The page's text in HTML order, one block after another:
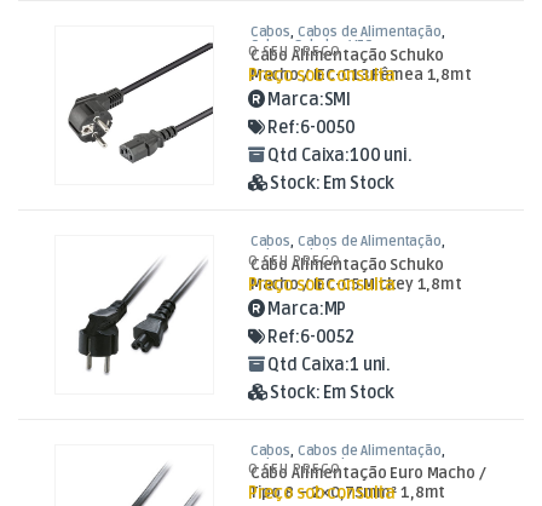
Cabos, Cabos de Alimentação,
Cabos Schuko / IEC
Cabo Alimentação Schuko
Macho / IEC-C13 Fêmea 1,8mt
Preto
O SEU PREÇO
Preço sob consulta
Marca:SMI
Ref:6-0050
Qtd Caixa:100 uni.
Stock: Em Stock
Cabos, Cabos de Alimentação,
Cabos Schuko / IEC
Cabo Alimentação Schuko
Macho / IEC-C5 Mickey 1,8mt
O SEU PREÇO
Preço sob consulta
Marca:MP
Ref:6-0052
Qtd Caixa:1 uni.
Stock: Em Stock
Cabos Cabos de Alimentação
Cabos Euro / Tipo 8
Cabo Alimentação Euro Macho /
Tipo 8 – 2×0,75mm² 1,8mt
O SEU PREÇO
Preço sob consulta